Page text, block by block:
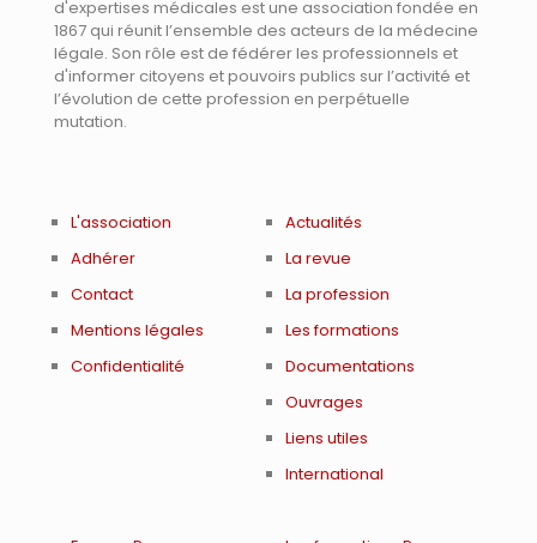
d'expertises médicales est une association fondée en
1867 qui réunit l’ensemble des acteurs de la médecine
légale. Son rôle est de fédérer les professionnels et
d'informer citoyens et pouvoirs publics sur l’activité et
l’évolution de cette profession en perpétuelle
mutation.
L'association
Adhérer
Contact
Mentions légales
Confidentialité
Actualités
La revue
La profession
Les formations
Documentations
Ouvrages
Liens utiles
International